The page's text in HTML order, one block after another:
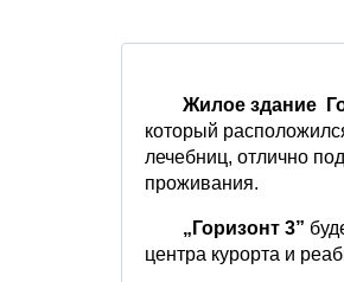
Жилое здание
который
лечебниц, отлично
проживания.
„Горизонт 3”
центра курорта и